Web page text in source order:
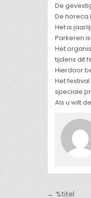
De
De horeca
Het is
Parkeren
Het
tijdens dit
Hierdoor
Het
speciale
Als u wilt
← %titel